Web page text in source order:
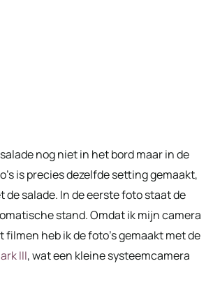
nog niet in het bord maar in de
is precies dezelfde setting gemaakt,
de salade. In de eerste foto staat de
stand. Omdat ik mijn camera
heb ik de foto’s gemaakt met de
III, wat een kleine systeemcamera